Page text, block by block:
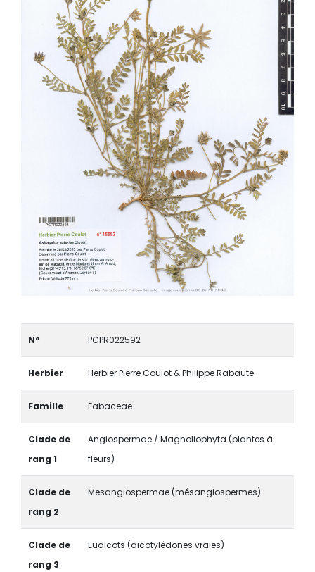
N° PCPR022592
Herbier Herbier Pierre Coulot & Philippe Rabaute
Famille Fabaceae
Clade de
rang 1
Angiospermae / Magnoliophyta (plantes à
fleurs)
Clade de
rang 2
Mesangiospermae (mésangiospermes)
Clade de
rang 3
Eudicots (dicotylédones vraies)